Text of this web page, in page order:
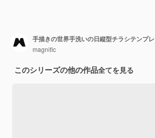
手描きの世界手洗いの日縦型チラシテンプ
magnific
このシリーズの他の作品全てを見る